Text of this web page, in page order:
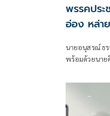
พรรคปร
อ่อง หล่า
นายอนุสรณ์ ธ
พร้อมด้วยนาย
ชน และการพั
อย่างเป็นทาง